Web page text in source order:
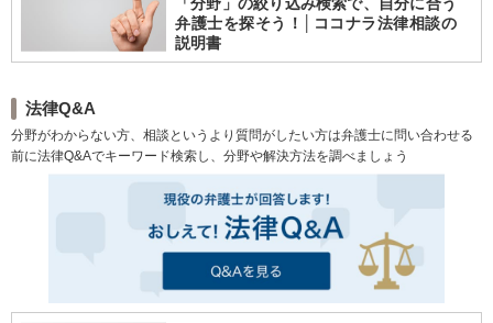
ては様々な対応が可能です。 間接証拠を積み重ねることでの立証は、最も主
要な立証方法の１つです。 弁護士を探そう！│ココナラ法律相談の
説明書
法律Q&A
分野がわからない方、相談というより質問がしたい方は弁護士に問い合わせる
前に法律Q&Aでキーワード検索し、分野や解決方法を調べましょう